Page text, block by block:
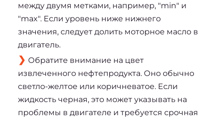
между двумя метками, например, "min" и
"max". Если уровень ниже нижнего
значения, следует долить моторное масло в
двигатель.
Обратите внимание на цвет
извлеченного нефтепродукта. Оно обычно
светло-желтое или коричневатое. Если
жидкость черная, это может указывать на
проблемы в двигателе и требуется срочная